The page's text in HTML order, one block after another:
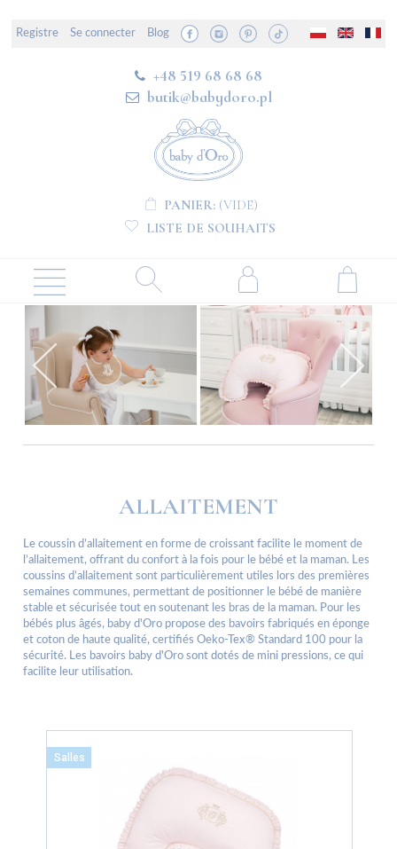
Registre Se connecter Blog
+48 519 68 68 68
butik@babydoro.pl
PANIER: (VIDE)
LISTE DE SOUHAITS
ALLAITEMENT
Le coussin d’allaitement en forme de croissant facilite le moment de
l’allaitement, offrant du confort à la fois pour le bébé et la maman. Les
coussins d’allaitement sont particulièrement utiles lors des premières
semaines communes, permettant de positionner le bébé de manière
stable et sécurisée tout en soutenant les bras de la maman. Pour les
bébés plus âgés, baby d'Oro propose des bavoirs fabriqués en éponge
et coton de haute qualité, certifiés Oeko-Tex® Standard 100 pour la
sécurité. Les bavoirs baby d'Oro sont dotés de mini pressions, ce qui
facilite leur utilisation.
Salles